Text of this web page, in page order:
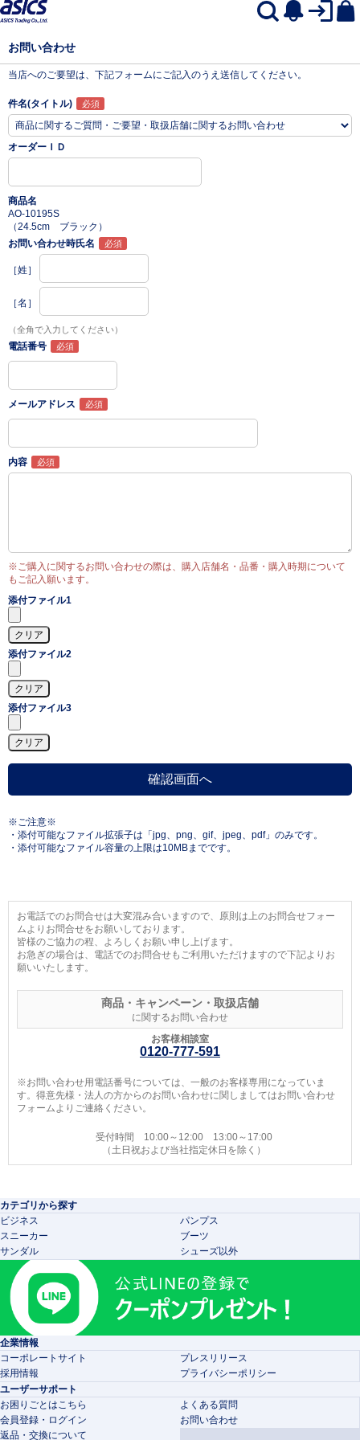
お問い合わせ
当店へのご要望は、下記フォームにご記入のうえ送信してください。
件名(タイトル)
オーダーＩＤ
商品名
AO-10195S
（24.5cm ブラック）
お問い合わせ時氏名
［姓］
［名］
（全角で入力してください）
電話番号
メールアドレス
内容
※ご購入に関するお問い合わせの際は、購入店舗名・品番・購入時期について
もご記入願います。
添付ファイル1
添付ファイル2
添付ファイル3
※ご注意※
・添付可能なファイル拡張子は「jpg、png、gif、jpeg、pdf」のみです。
・添付可能なファイル容量の上限は10MBまでです。
お電話でのお問合せは大変混み合いますので、原則は上のお問合せフォー
ムよりお問合せをお願いしております。
皆様のご協力の程、よろしくお願い申し上げます。
お急ぎの場合は、電話でのお問合せもご利用いただけますので下記よりお
願いいたします。
商品・キャンペーン・取扱店舗
に関するお問い合わせ
お客様相談室
0120-777-591
※お問い合わせ用電話番号については、一般のお客様専用になっていま
す。得意先様・法人の方からのお問い合わせに関しましてはお問い合わせ
フォームよりご連絡ください。
受付時間 10:00～12:00 13:00～17:00
（土日祝および当社指定休日を除く）
カテゴリから探す
ビジネス
パンプス
スニーカー
ブーツ
サンダル
シューズ以外
企業情報
コーポレートサイト
プレスリリース
採用情報
プライバシーポリシー
ユーザーサポート
お困りごとはこちら
よくある質問
会員登録・ログイン
お問い合わせ
返品・交換について